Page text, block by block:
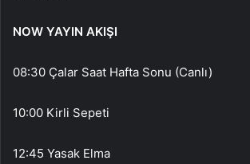
NOW YAYIN AKIŞI
08:30 Çalar Saat Hafta Sonu (Canlı)
10:00 Kirli Sepeti
12:45 Yasak Elma